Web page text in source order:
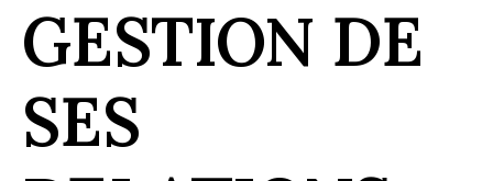
GESTION DE
SES